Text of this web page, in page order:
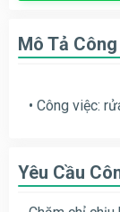
Mô Tả
• Công việc:
Yêu Cầu